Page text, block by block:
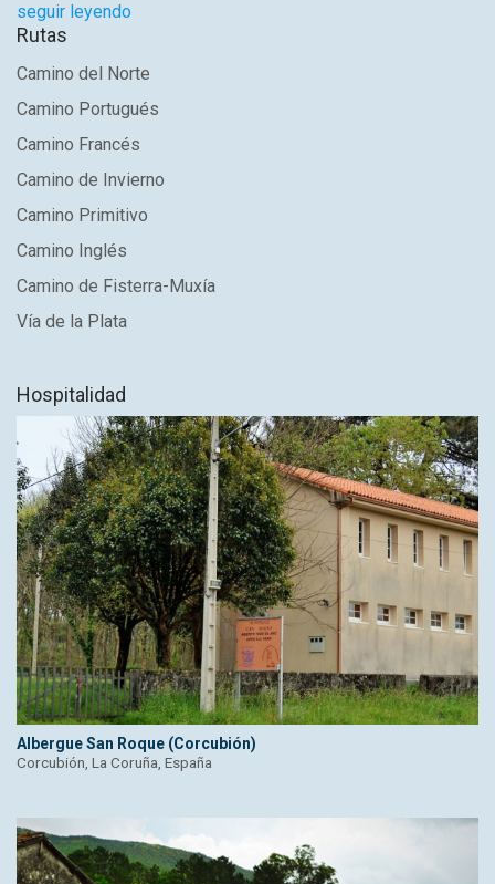
seguir leyendo
Rutas
Camino del Norte
Camino Portugués
Camino Francés
Camino de Invierno
Camino Primitivo
Camino Inglés
Camino de Fisterra-Muxía
Vía de la Plata
Hospitalidad
Albergue San Roque (Corcubión)
Corcubión, La Coruña, España